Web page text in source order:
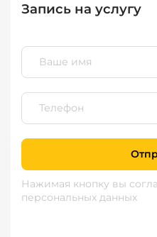
Запись на услугу
Нажимая кнопку вы
персональных данных